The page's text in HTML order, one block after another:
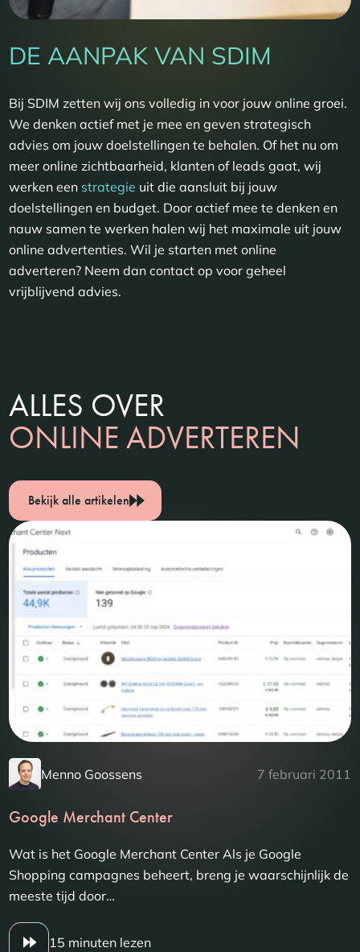
DE AANPAK VAN SDIM
Bij SDIM zetten wij ons volledig in voor jouw online groei.
We denken actief met je mee en geven strategisch
advies om jouw doelstellingen te behalen. Of het nu om
meer online zichtbaarheid, klanten of leads gaat, wij
werken een strategie uit die aansluit bij jouw
doelstellingen en budget. Door actief mee te denken en
nauw samen te werken halen wij het maximale uit jouw
online advertenties. Wil je starten met online
adverteren? Neem dan contact op voor geheel
vrijblijvend advies.
ALLES OVER
ONLINE ADVERTEREN
Bekijk alle artikelen
Menno Goossens 7 februari 2011
Google Merchant Center
Wat is het Google Merchant Center Als je Google
Shopping campagnes beheert, breng je waarschijnlijk de
meeste tijd door…
15 minuten lezen